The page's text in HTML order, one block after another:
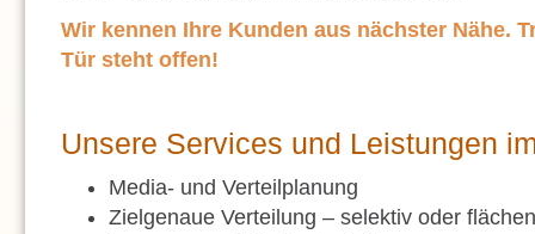
Wir kennen Ihre Kunden aus nächster Nähe.
Tür steht offen!
Unsere Services und Leistungen
Media- und Verteilplanung
Zielgenaue Verteilung – selektiv oder